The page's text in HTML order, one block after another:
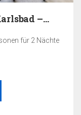
–…
für 2 Nächte